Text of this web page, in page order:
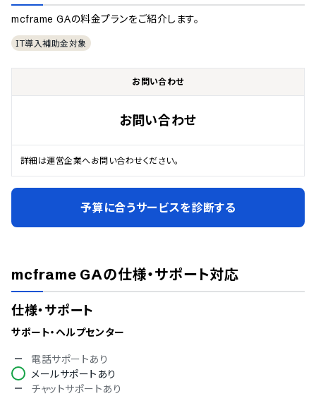
mcframe GAの料金プランをご紹介します。
IT導入補助金対象
お問い合わせ
お問い合わせ
詳細は運営企業へお問い合わせください。
予算に合うサービスを診断する
mcframe GAの仕様・サポート対応
仕様・サポート
サポート・ヘルプセンター
電話サポートあり
メールサポートあり
チャットサポートあり